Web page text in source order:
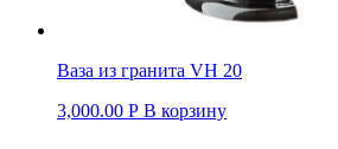
Ваза из гранита VH 20
3,000.00 Р В корзину